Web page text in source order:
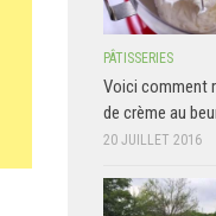
PÂTISSERIES
Voici comment
de crème au
20 JUILLET 2016